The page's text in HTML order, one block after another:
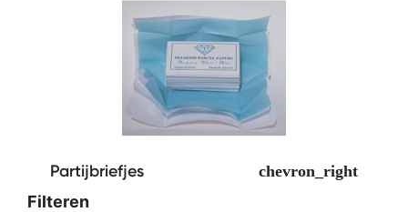
Partijbriefjes
Filteren